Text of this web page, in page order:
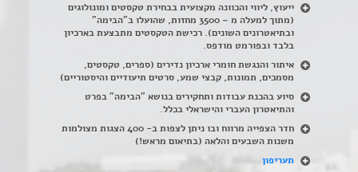
ייעוץ, ליווי והכוונה מקצועית בבחירת טקסטים ומונולוגים
(מתוך למעלה מ – 3500 מחזות, שהועלו ב"הבימה"
ובתיאטרונים השונים). רכישת הטקסטים מתבצעת בארכיון
בלבד ובפורמט מודפס.
איתור והנגשת חומרי ארכיון נדירים (ספרים, טקסטים,
מסמכים, תמונות, קבצי שמע, סרטים תיעודיים והיסטוריים)
סיוע בהכנת עבודות ותחקירים בנושא "הבימה" בפרט
והתיאטרון העברי והישראלי בכלל.
חדר הצפייה מרווח ובו ניתן לצפות ב- 400 הצגות מצולמות
משנות השבעים והלאה (בתיאום מראש!)
תעריפון